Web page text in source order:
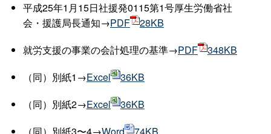
平成25年1月15日社援発0115第1号厚生労働省社
会・援護局長通知→PDF
28KB
就労支援の事業の会計処理の基準→PDF
348KB
（同）別紙1→Excel
36KB
（同）別紙2→Excel
36KB